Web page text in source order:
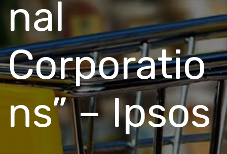
nal
Corporatio
ns” – Ipsos